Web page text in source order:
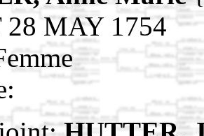
28 MAY 1754